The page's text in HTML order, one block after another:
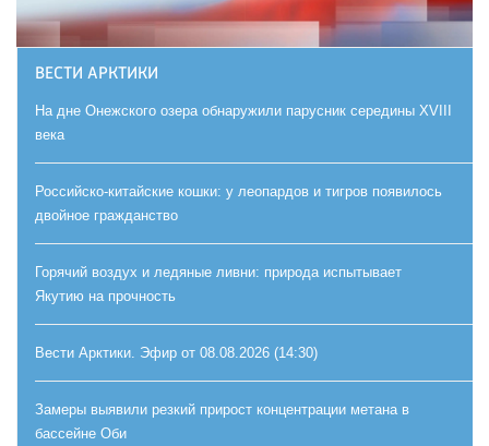
ВЕСТИ АРКТИКИ
На дне Онежского озера обнаружили парусник середины XVIII
века
Российско-китайские кошки: у леопардов и тигров появилось
двойное гражданство
Горячий воздух и ледяные ливни: природа испытывает
Якутию на прочность
Вести Арктики. Эфир от 08.08.2026 (14:30)
Замеры выявили резкий прирост концентрации метана в
бассейне Оби